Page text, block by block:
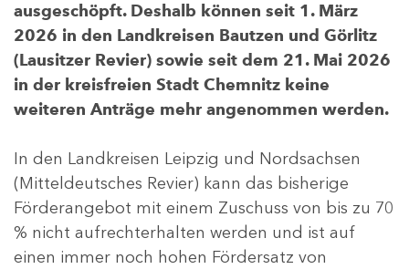
ausgeschöpft. Deshalb können seit 1. März
2026 in den Landkreisen Bautzen und Görlitz
(Lausitzer Revier) sowie seit dem 21. Mai 2026
in der kreisfreien Stadt Chemnitz keine
weiteren Anträge mehr angenommen werden.
In den Landkreisen Leipzig und Nordsachsen
(Mitteldeutsches Revier) kann das bisherige
Förderangebot mit einem Zuschuss von bis zu 70
% nicht aufrechterhalten werden und ist auf
einen immer noch hohen Fördersatz von